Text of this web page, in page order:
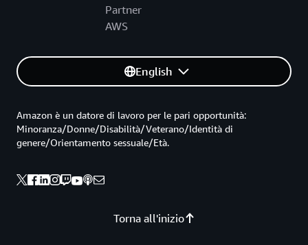
Partner
AWS
English
Torna all'inizio
Amazon è un datore di lavoro per le pari opportunità:
Minoranza/Donne/Disabilità/Veterano/Identità di
genere/Orientamento sessuale/Età.